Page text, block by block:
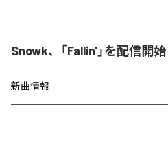
Snowk、「Fallin'」を配信開始
新曲情報